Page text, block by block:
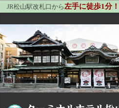
JR松山駅改札口から左手に徒歩1分！